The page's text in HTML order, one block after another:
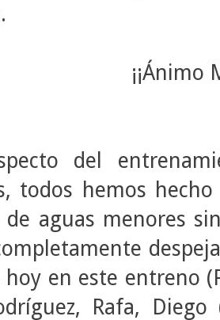
¡¡Ánimo
del
todos hemos
de aguas menores
en este entreno
Rafa,